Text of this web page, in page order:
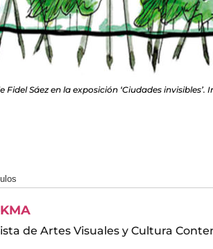
Fidel Sáez en la exposición ‘Ciudades
de Artes Visuales y Cultura